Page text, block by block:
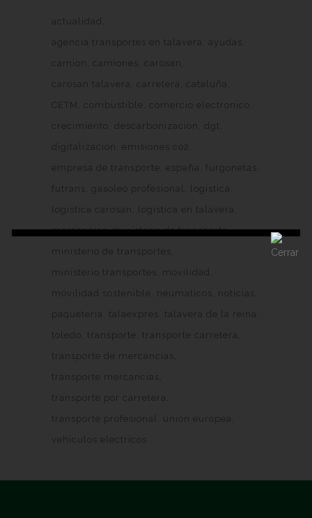
actualidad
agencia transportes en talavera
ayudas
camion
camiones
carosan
carosan talavera
carretera
cataluña
CETM
combustible
comercio electronico
crecimiento
descarbonizacion
dgt
digitalizacion
emisiones co2
empresa de transporte
españa
furgonetas
futrans
gasoleo profesional
logistica
logistica carosan
logistica en talavera
mercancias ministerio de transporte
ministerio de transportes
ministerio transportes
movilidad
movilidad sostenible
neumaticos
noticias
paqueteria
talaexpres
talavera de la reina
toledo
transporte
transporte carretera
transporte de mercancias
transporte mercancias
transporte por carretera
transporte profesional
union europea
vehiculos electricos